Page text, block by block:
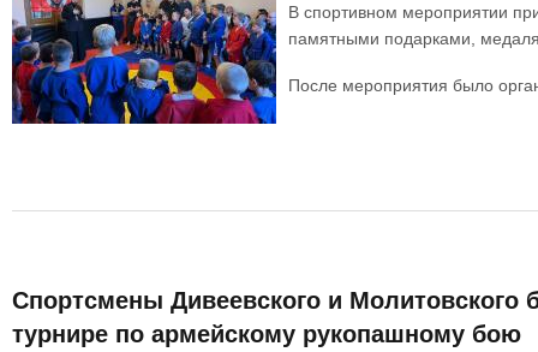
В спортивном мероприятии
памятными подарками,
После мероприятия было
Спортсмены Дивеевского и Молитовского
турнире по армейскому рукопашному бою